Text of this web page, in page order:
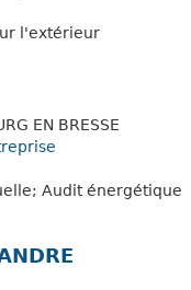
l'extérieur
EN BRESSE
Audit énergétique